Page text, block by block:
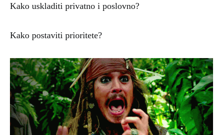
Kako uskladiti privatno i poslovno?
Kako postaviti prioritete?